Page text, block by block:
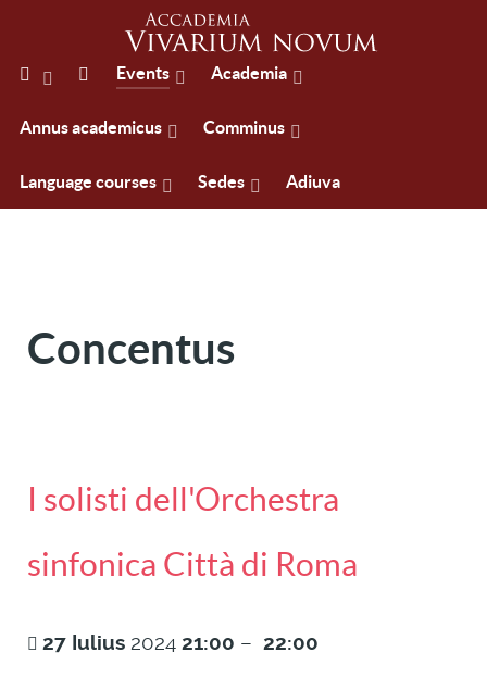
Events Academia
Annus academicus Comminus
Language courses Sedes Adiuva
Concentus
I solisti dell'Orchestra
sinfonica Città di Roma
27 Iulius 2024 21:00 – 22:00